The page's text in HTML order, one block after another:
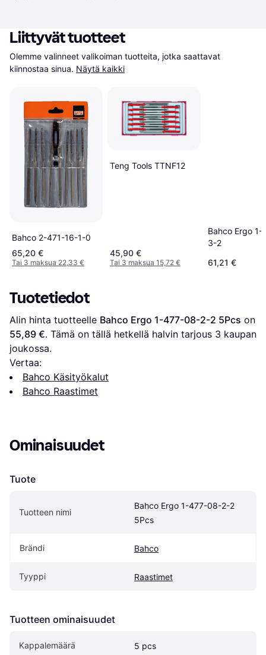
Liittyvät tuotteet
Olemme valinneet valikoiman tuotteita, jotka saattavat
kiinnostaa sinua. Näytä kaikki
Bahco 2-471-16-1-0
65,20 €
Tai 3 maksua 22,33 €
Teng Tools TTNF12
45,90 €
Tai 3 maksua 15,72 €
Bahco Ergo
3-2
61,21 €
Tuotetiedot
Alin hinta tuotteelle Bahco Ergo 1-477-08-2-2 5Pcs
55,89 €. Tämä on tällä hetkellä halvin tarjous 3 kaupan
joukossa.
Vertaa:
Bahco Käsityökalut
Bahco Raastimet
Ominaisuudet
Tuote
Tuotteen nimi
Bahco Ergo 1-477-08-2-2
5Pcs
Brändi Bahco
Tyyppi Raastimet
Tuotteen ominaisuudet
Kappalemäärä 5 pcs